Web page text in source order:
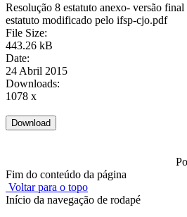
Resolução 8 estatuto anexo- versão
estatuto modificado pelo ifsp-cjo.pdf
File Size:
443.26 kB
Date:
24 Abril 2015
Downloads:
1078 x
Fim do conteúdo da página
Voltar para o topo
Início da navegação de rodapé